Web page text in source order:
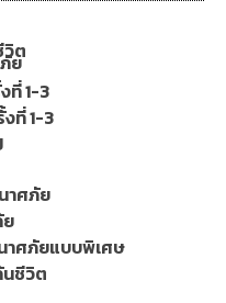
ต
ย
ที่ 1-3
ที่ 1-3
าศภัย
าศภัยแบบพิเศษ
ชีวิต